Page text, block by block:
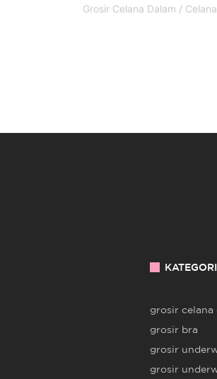
Grosir Celana Dalam /
KATEGORI
grosir celana
grosir bra
grosir
grosir